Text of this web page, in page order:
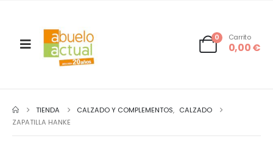
0 Carrito
0,00€
TIENDA CALZADO Y COMPLEMENTOS, CALZADO
ZAPATILLA HANKE